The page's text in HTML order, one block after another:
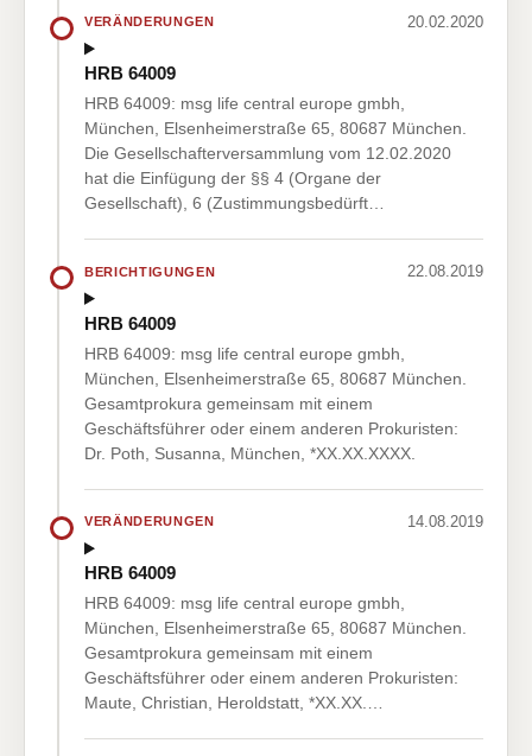
VERÄNDERUNGEN 20.02.2020
HRB 64009
HRB 64009: msg life central europe gmbh,
München, Elsenheimerstraße 65, 80687 München.
Die Gesellschafterversammlung vom 12.02.2020
hat die Einfügung der §§ 4 (Organe der
Gesellschaft), 6 (Zustimmungsbedürft…
BERICHTIGUNGEN 22.08.2019
HRB 64009
HRB 64009: msg life central europe gmbh,
München, Elsenheimerstraße 65, 80687 München.
Gesamtprokura gemeinsam mit einem
Geschäftsführer oder einem anderen Prokuristen:
Dr. Poth, Susanna, München, *XX.XX.XXXX.
VERÄNDERUNGEN 14.08.2019
HRB 64009
HRB 64009: msg life central europe gmbh,
München, Elsenheimerstraße 65, 80687 München.
Gesamtprokura gemeinsam mit einem
Geschäftsführer oder einem anderen Prokuristen:
Maute, Christian, Heroldstatt, *XX.XX.…